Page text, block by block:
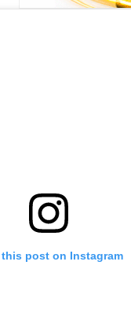
this post on Instagram